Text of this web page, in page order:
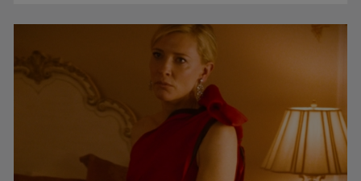
"Robin Hood"-ul serialelor coreene: "Iljimae, hoţul fantomă",